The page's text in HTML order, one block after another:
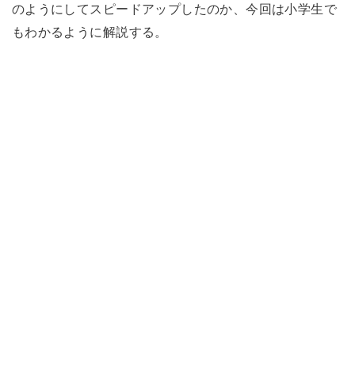
のようにしてスピードアップしたのか、今回は小学生で
もわかるように解説する。